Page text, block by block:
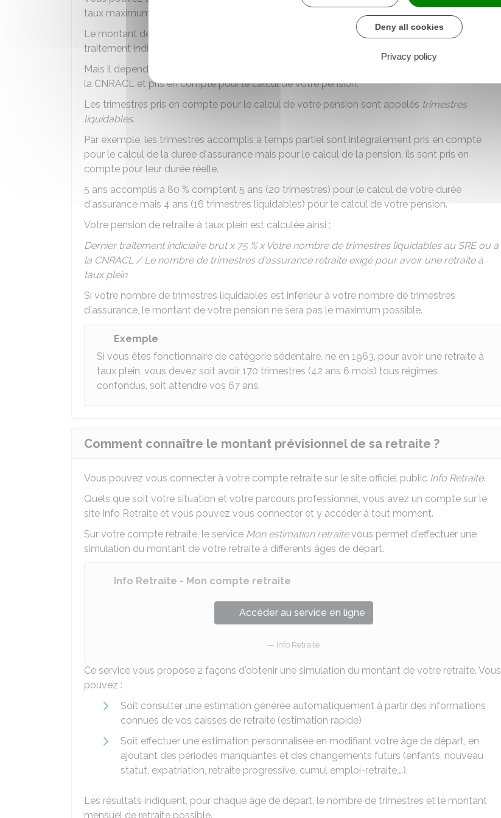
taux maximum possible.
Le montant de votre retraite de base du SRE ou de la CNRACL dépend de votre dernier
traitement indiciaire brut détenu pendant au moins 6 mois
Mais il dépend aussi de votre nombre de trimestres d'assurance retraite validés par le SRE ou
la CNRACL et pris en compte pour le calcul de votre pension.
Les trimestres pris en compte pour le calcul de votre pension sont appelés trimestres
liquidables.
Par exemple, les trimestres accomplis à temps partiel sont intégralement pris en compte
pour le calcul de la durée d'assurance mais pour le calcul de la pension, ils sont pris en
compte pour leur durée réelle.
5 ans accomplis à 80 % comptent 5 ans (20 trimestres) pour le calcul de votre durée
d'assurance mais 4 ans (16 trimestres liquidables) pour le calcul de votre pension.
Votre pension de retraite à taux plein est calculée ainsi :
Dernier traitement indiciaire brut x 75 %x Votre nombre de trimestres liquidables au SRE ou à
la CNRACL / Le nombre de trimestres d'assurance retraite exigé pour avoir une retraite à
taux plein
Si votre nombre de trimestres liquidables est inférieur à votre nombre de trimestres
d'assurance, le montant de votre pension ne sera pas le maximum possible.
Exemple
Si vous êtes fonctionnaire de catégorie sédentaire, né en 1963, pour avoir une retraite à
taux plein, vous devez soit avoir 170 trimestres (42 ans 6 mois) tous régimes
confondus, soit attendre vos 67 ans.
Comment connaître le montant prévisionnel de sa retraite ?
Vous pouvez vous connecter à votre compte retraite sur le site officiel public Info Retraite.
Quels que soit votre situation et votre parcours professionnel, vous avez un compte sur le
site Info Retraite et vous pouvez vous connecter et y accéder à tout moment.
Sur votre compte retraite, le service Mon estimation retraitevous permet d'effectuer une
simulation du montant de votre retraite à différents âges de départ.
Info Retraite - Mon compte retraite
Accéder au service en ligne
Info Retraite
Ce service vous propose 2 façons d'obtenir une simulation du montant de votre retraite. Vous
pouvez :
Soit consulter une estimation générée automatiquement à partir des informations
connues de vos caisses de retraite (estimation rapide)
Soit effectuer une estimation personnalisée en modifiant votre âge de départ, en
ajoutant des périodes manquantes et des changements futurs (enfants, nouveau
statut, expatriation, retraite progressive, cumul emploi-retraite,…).
Les résultats indiquent, pour chaque âge de départ, le nombre de trimestres et le montant
mensuel de retraite possible.
Deny all cookies
Privacy policy